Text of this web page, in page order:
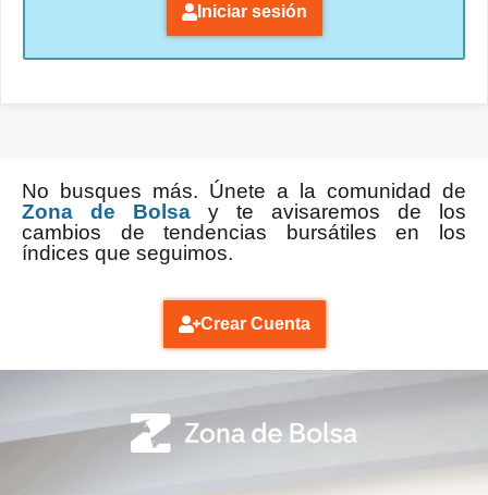
Iniciar sesión
No busques más. Únete a la comunidad de
Zona de Bolsa y te avisaremos de los
cambios de tendencias bursátiles en los
índices que seguimos.
Crear Cuenta